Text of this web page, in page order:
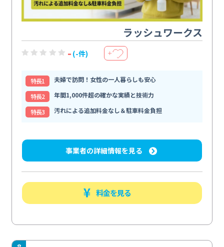
ラッシュワークス
- (-件) ＋
特⻑1
夫婦で訪問！女性の一人暮らしも安心
特⻑2
年間1,000件超の確かな実績と技術力
特⻑3
汚れによる追加料金なし＆駐車料金負担
事業者の詳細情報を見る
料金を見る